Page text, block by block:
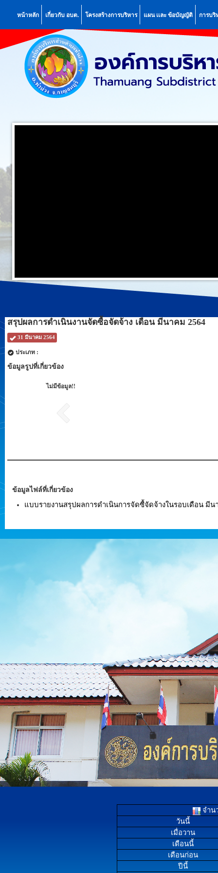
หน้าหลัก เกี่ยวกับ อบต. โครงสร้างการบริหาร แผน เเละ ข้อบัญญัติ การบริ
สรุปผลการดำเนินงานจัดซื้อจัดจ้าง เดือน มีนาคม 2564
31 มีนาคม 2564
ประเภท :
ข้อมูลรูปที่เกี่ยวข้อง
ไม่มีข้อมูล!!
ข้อมูลไฟล์ที่เกี่ยวข้อง
แบบรายงานสรุปผลการดำเนินการจัดซื้จัดจ้างในรอบเดือน มี
จำน
วันนี้
เมื่อวาน
เดือนนี้
เดือนก่อน
ปีนี้